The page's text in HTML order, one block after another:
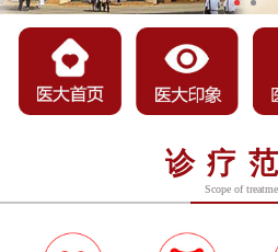
诊疗
Scope of